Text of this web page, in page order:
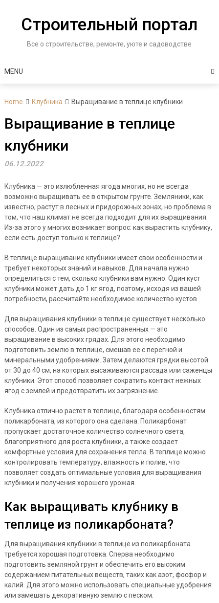
contentСтроительный портал
Все о строительстве, ремонте, уюте и садоводстве
MENU
Home Клубника Выращивание в теплице клубники
Выращивание в теплице
клубники
06.12.2022
Клубника — это излюбленная ягода многих, но не всегда
возможно выращивать ее в открытом грунте. Земляники, как
известно, растут в лесных и придорожных зонах, но проблема в
том, что наш климат не всегда подходит для их выращивания.
Из-за этого у многих возникает вопрос: как вырастить клубнику,
если есть доступ только к теплице?
В теплице выращивание клубники имеет свои особенности и
требует некоторых знаний и навыков. Для начала нужно
определиться с тем, сколько клубники вам нужно. Один куст
клубники может дать до 1 кг ягод, поэтому, исходя из вашей
потребности, рассчитайте необходимое количество кустов.
Для выращивания клубники в теплице существует несколько
способов. Один из самых распространенных — это
выращивание в высоких грядах. Для этого необходимо
подготовить землю в теплице, смешав ее с перегной и
минеральными удобрениями. Затем делаются грядки высотой
от 30 до 40 см, на которых высаживаются рассада или саженцы
клубники. Этот способ позволяет сократить контакт нежных
ягод с землей и предотвратить их загрязнение.
Клубника отлично растет в теплице, благодаря особенностям
поликарбоната, из которого она сделана. Поликарбонат
пропускает достаточное количество солнечного света,
благоприятного для роста клубники, а также создает
комфортные условия для сохранения тепла. В теплице можно
контролировать температуру, влажность и полив, что
позволяет создать оптимальные условия для выращивания
клубники и получения хорошего урожая.
Как выращивать клубнику в
теплице из поликарбоната?
Для выращивания клубники в теплице из поликарбоната
требуется хорошая подготовка. Сперва необходимо
подготовить земляной грунт и обеспечить его высоким
содержанием питательных веществ, таких как азот, фосфор и
калий. Для этого можно использовать специальные удобрения
или замешать декоративную землю с песком.